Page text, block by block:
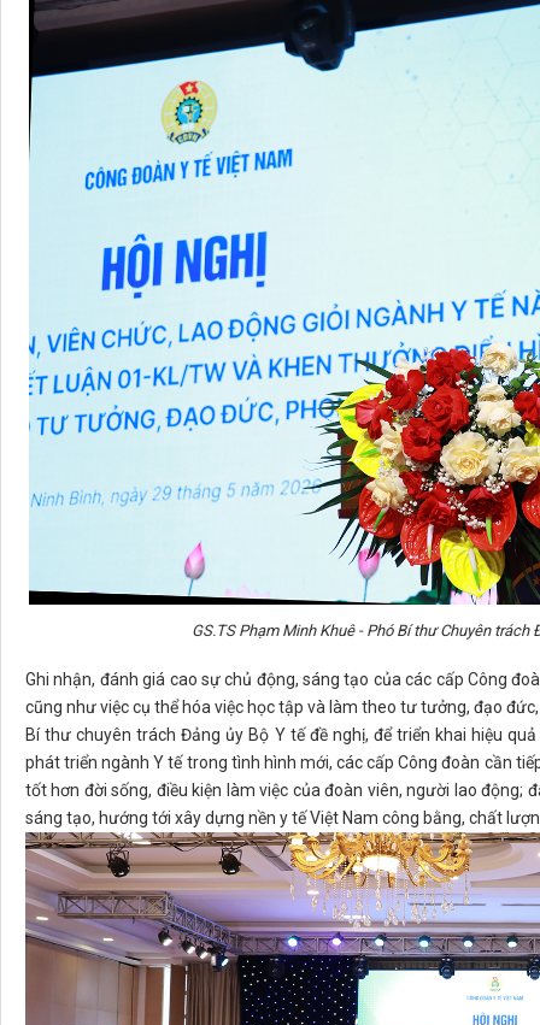
GS.TS Phạm Minh Khuê - Phó Bí thư Chuyên trách
Ghi nhận, đánh giá cao sự chủ động, sáng tạo của các cấp Công
cũng như việc cụ thể hóa việc học tập và làm theo tư tưởng, đạo
Bí thư chuyên trách Đảng ủy Bộ Y tế đề nghị, để triển khai hiệu
phát triển ngành Y tế trong tình hình mới, các cấp Công đoàn cần
tốt hơn đời sống, điều kiện làm việc của đoàn viên, người lao động;
sáng tạo, hướng tới xây dựng nền y tế Việt Nam công bằng, chất